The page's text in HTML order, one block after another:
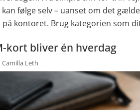
følge selv – uanset om det
kontoret. Brug kategorien som
kort bliver én hverdag
Camilla Leth